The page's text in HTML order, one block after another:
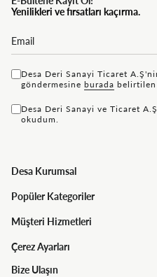
Yenilikleri ve fırsatları kaçırma.
Desa Deri Sanayi Ticaret
göndermesine bu rada belirtilen
Desa Deri Sanayi ve Ticaret
okudum.
Desa Kurumsal
Popüler Kategoriler
Müşteri Hizmetleri
Çerez Ayarları
Bize Ulaşın